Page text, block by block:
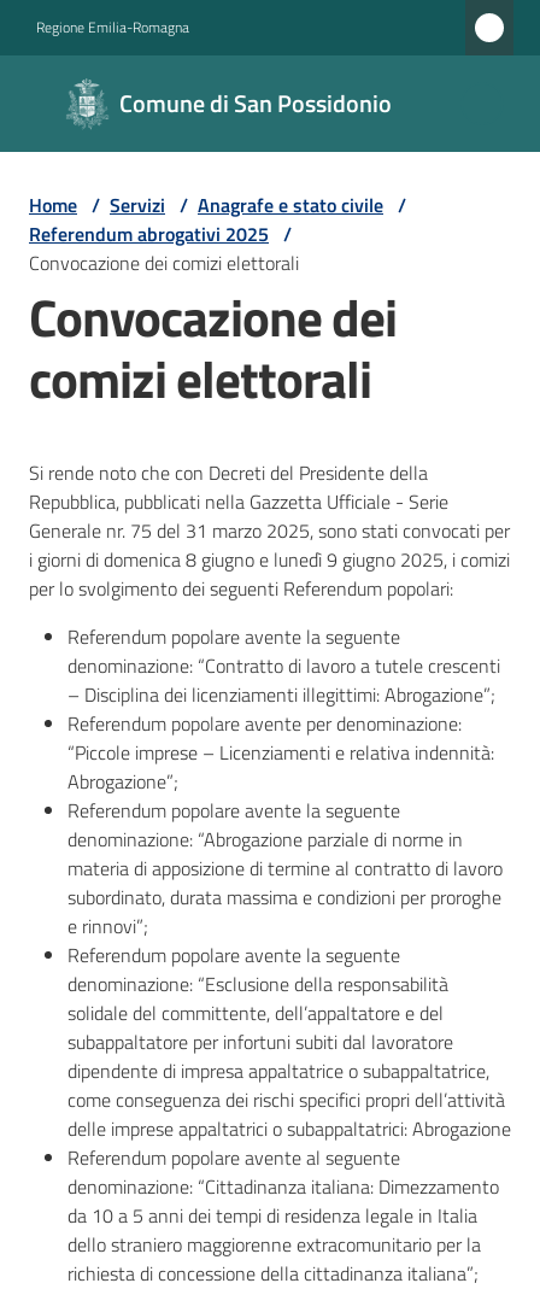
Regione Emilia-Romagna
Comune di San Possidonio
Comune di
San
Possidonio
Amministrazione
Novità
Servizi
il
Comune
amministrativi
pretorio
Sportello
telematico
argomenti...
Seguici
su
Home / Servizi / Anagrafe e stato civile /
Referendum abrogativi 2025 /
Convocazione dei comizi elettorali
Convocazione dei
comizi elettorali
Si rende noto che con Decreti del Presidente della
Repubblica, pubblicati nella Gazzetta Ufficiale - Serie
Generale nr. 75 del 31 marzo 2025, sono stati convocati per
i giorni di domenica 8 giugno e lunedì 9 giugno 2025, i comizi
per lo svolgimento dei seguenti Referendum popolari:
Referendum popolare avente la seguente
denominazione: “Contratto di lavoro a tutele crescenti
– Disciplina dei licenziamenti illegittimi: Abrogazione”;
Referendum popolare avente per denominazione:
“Piccole imprese – Licenziamenti e relativa indennità:
Abrogazione”;
Referendum popolare avente la seguente
denominazione: “Abrogazione parziale di norme in
materia di apposizione di termine al contratto di lavoro
subordinato, durata massima e condizioni per proroghe
e rinnovi”;
Referendum popolare avente la seguente
denominazione: “Esclusione della responsabilità
solidale del committente, dell’appaltatore e del
subappaltatore per infortuni subiti dal lavoratore
dipendente di impresa appaltatrice o subappaltatrice,
come conseguenza dei rischi specifici propri dell’attività
delle imprese appaltatrici o subappaltatrici: Abrogazione
Referendum popolare avente al seguente
denominazione: “Cittadinanza italiana: Dimezzamento
da 10 a 5 anni dei tempi di residenza legale in Italia
dello straniero maggiorenne extracomunitario per la
richiesta di concessione della cittadinanza italiana”;